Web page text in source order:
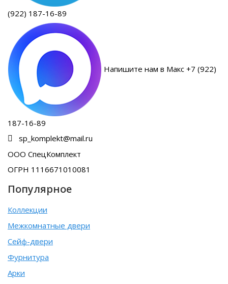
(922) 187-16-89
Напишите нам в Макс +7 (922)
187-16-89
sp_komplekt@mail.ru
ООО СпецКомплект
ОГРН 1116671010081
Популярное
Коллекции
Межкомнатные двери
Сейф-двери
Фурнитура
Арки